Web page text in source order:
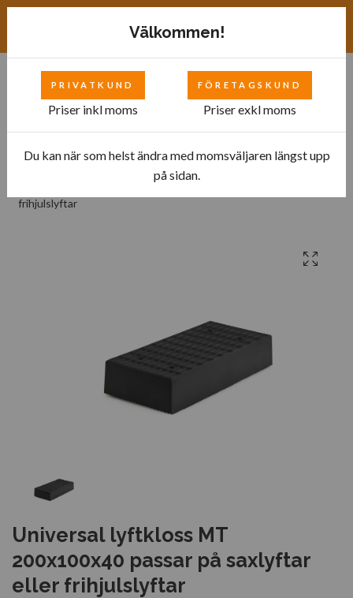
Svarta Lättvikt Lyftklossar
Universal lyftkloss MT 200x100x40 passar på saxlyftar eller
frihjulslyftar
Universal lyftkloss MT
200x100x40 passar på saxlyftar
eller frihjulslyftar
Välkommen!
PRIVATKUND
Priser inkl moms
FÖRETAGSKUND
Priser exkl moms
Du kan när som helst ändra med momsväljaren längst upp
på sidan.